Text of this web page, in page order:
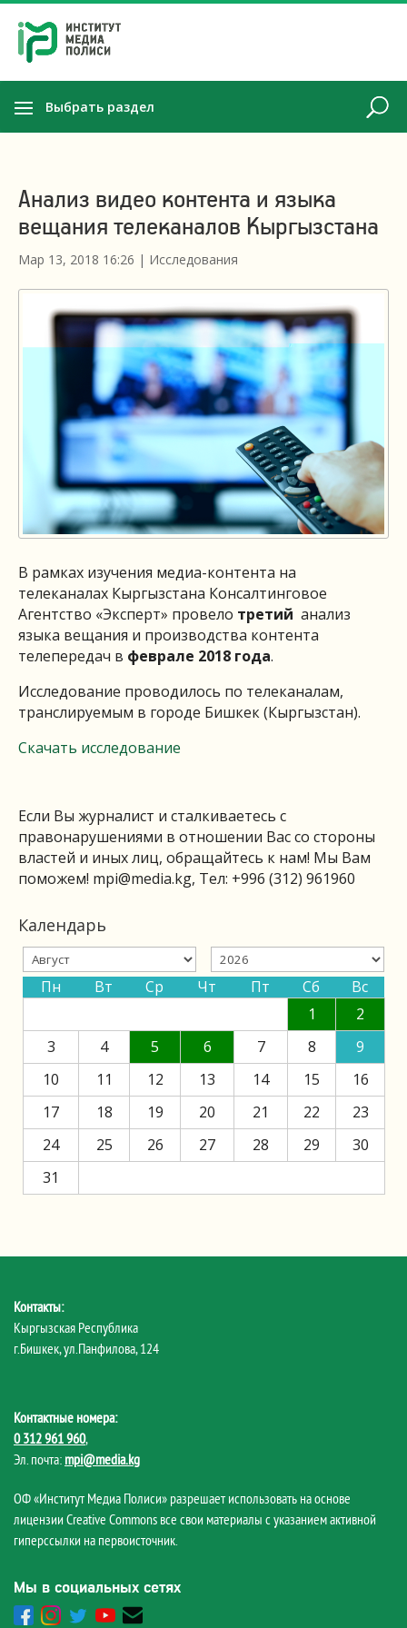
Выбрать раздел
Анализ видео контента и языка
вещания телеканалов Кыргызстана
Мар 13, 2018 16:26 | Исследования
В рамках изучения медиа-контента на
телеканалах Кыргызстана Консалтинговое
Агентство «Эксперт» провело третий анализ
языка вещания и производства контента
телепередач в феврале 2018 года.
Исследование проводилось по телеканалам,
транслируемым в городе Бишкек (Кыргызстан).
Скачать исследование
Если Вы журналист и сталкиваетесь с
правонарушениями в отношении Вас со стороны
властей и иных лиц, обращайтесь к нам! Мы Вам
поможем! mpi@media.kg, Тел: +996 (312) 961960
Календарь
Пн Вт Ср Чт Пт Сб
Вс
1
2
3
4 5 6 7 8
9
10
11 12 13 14 15
16
17
18 19 20 21 22
23
24
25 26 27 28 29
30
31
Контакты:
Кыргызская Республика
г.Бишкек, ул.Панфилова, 124
Контактные номера:
0 312 961 960,
Эл. почта: mpi@media.kg
ОФ «Институт Медиа Полиси» разрешает использовать на основе
лицензии Creative Commons все свои материалы с указанием активной
гиперссылки на первоисточник.
Мы в социальных сетях